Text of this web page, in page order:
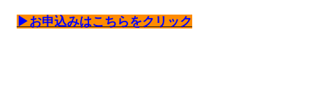
▶お申込みはこちらをクリック